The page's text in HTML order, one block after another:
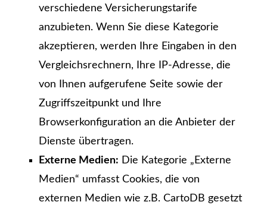
verschiedene Versicherungstarife
anzubieten. Wenn Sie diese Kategorie
akzeptieren, werden Ihre Eingaben in den
Vergleichsrechnern, Ihre IP-Adresse, die
von Ihnen aufgerufene Seite sowie der
Zugriffszeitpunkt und Ihre
Browserkonfiguration an die Anbieter der
Dienste übertragen.
Externe Medien: Die Kategorie „Externe
Medien“ umfasst Cookies, die von
externen Medien wie z.B. CartoDB gesetzt